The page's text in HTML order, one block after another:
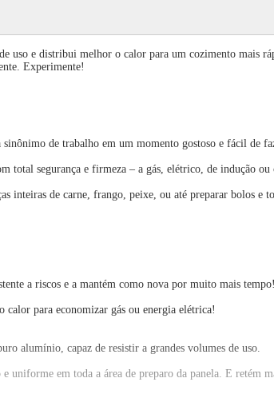
uso e distribui melhor o calor para um cozimento mais
Experimente!
de trabalho em um momento gostoso e fácil de
total segurança e firmeza – a gás, elétrico, de indução ou
inteiras de carne, frango, peixe, ou até preparar bolos e
a riscos e a mantém como nova por muito mais tempo!
calor para economizar gás ou energia elétrica!
alumínio, capaz de resistir a grandes volumes de uso.
em toda a área de preparo da panela. E retém